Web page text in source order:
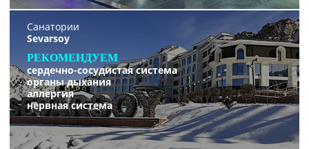
Санатории
Sevarsoy
РЕКОМЕНДУЕМ
сердечно-сосудистая система
органы дыхания
аллергия
нервная система